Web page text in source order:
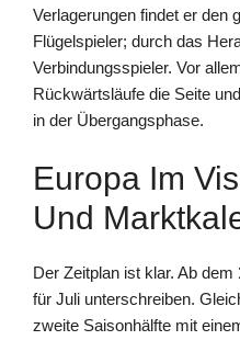
Verlagerungen findet er den
Flügelspieler; durch das
Verbindungsspieler. Vor
Rückwärtsläufe die Seite
in der Übergangsphase.
Europa Im
Und
Der Zeitplan ist klar. Ab dem
für Juli unterschreiben.
zweite Saisonhälfte mit